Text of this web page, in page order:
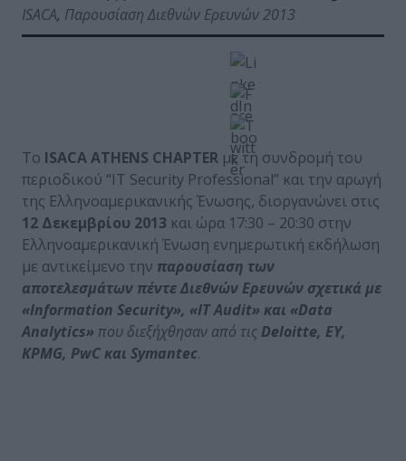
ISACA, Παρουσίαση Διεθνών Ερευνών 2013
Το ISACA ATHENS CHAPTER με τη συνδρομή του
περιοδικού “IT Security Professional” και την αρωγή
της Ελληνοαμερικανικής Ένωσης, διοργανώνει στις
12 Δεκεμβρίου 2013 και ώρα 17:30 – 20:30 στην
Ελληνοαμερικανική Ένωση ενημερωτική εκδήλωση
με αντικείμενο την παρουσίαση των
αποτελεσμάτων πέντε Διεθνών Ερευνών σχετικά με
«Information Security», «IT Audit» και «Data
Analytics» που διεξήχθησαν από τις Deloitte, EY,
KPMG, PwC και Symantec.